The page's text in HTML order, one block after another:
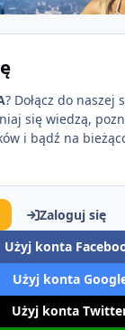
? Dołącz do naszej
się wiedzą,
i bądź na
Zaloguj się
Użyj konta
Użyj konta
Użyj konta